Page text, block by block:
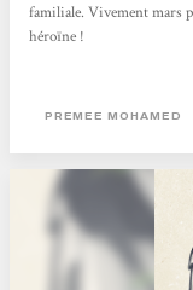
familiale. Vivement mars
héroïne !
PREMEE MOHAMED